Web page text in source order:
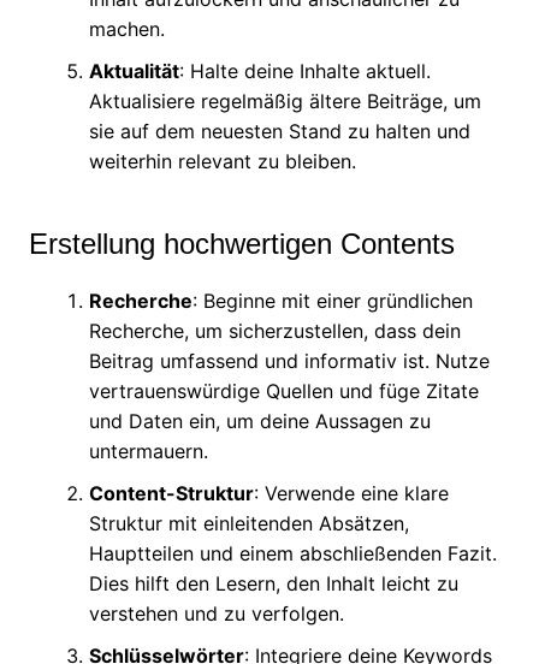
machen.
Aktualität: Halte deine Inhalte aktuell.
Aktualisiere regelmäßig ältere Beiträge, um
sie auf dem neuesten Stand zu halten und
weiterhin relevant zu bleiben.
Erstellung hochwertigen Contents
Recherche: Beginne mit einer gründlichen
Recherche, um sicherzustellen, dass dein
Beitrag umfassend und informativ ist. Nutze
vertrauenswürdige Quellen und füge Zitate
und Daten ein, um deine Aussagen zu
untermauern.
Content-Struktur: Verwende eine klare
Struktur mit einleitenden Absätzen,
Hauptteilen und einem abschließenden Fazit.
Dies hilft den Lesern, den Inhalt leicht zu
verstehen und zu verfolgen.
Schlüsselwörter: Integriere deine Keywords